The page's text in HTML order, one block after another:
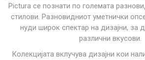
Pictura се познати по големата
стилови. Разновидниот уметнички
нуди широк спектар на дизајни, за
различни вкусови.
Колекцијата вклучува дизајни кои